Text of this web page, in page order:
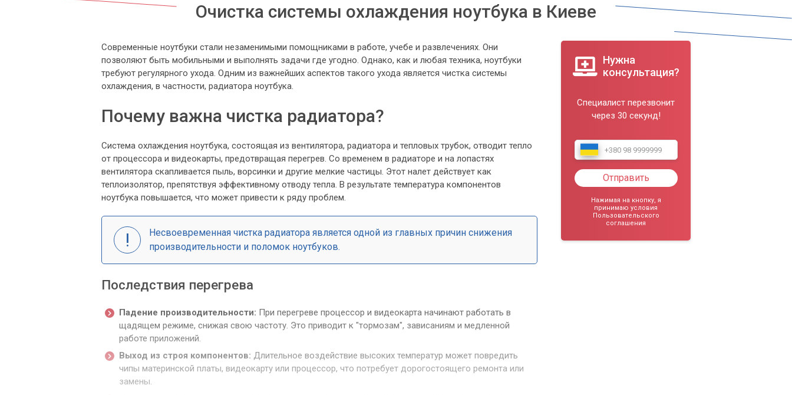
Очистка системы охлаждения ноутбука в Киеве
Современные ноутбуки стали незаменимыми помощниками в работе, учебе и развлечениях. Они
позволяют быть мобильными и выполнять задачи где угодно. Однако, как и любая техника, ноутбуки
требуют регулярного ухода. Одним из важнейших аспектов такого ухода является чистка системы
охлаждения, в частности, радиатора ноутбука.
Почему важна чистка радиатора?
Система охлаждения ноутбука, состоящая из вентилятора, радиатора и тепловых трубок, отводит тепло
от процессора и видеокарты, предотвращая перегрев. Со временем в радиаторе и на лопастях
вентилятора скапливается пыль, ворсинки и другие мелкие частицы. Этот налет действует как
теплоизолятор, препятствуя эффективному отводу тепла. В результате температура компонентов
ноутбука повышается, что может привести к ряду проблем.
Несвоевременная чистка радиатора является одной из главных причин снижения
производительности и поломок ноутбуков.
Последствия перегрева
Падение производительности: При перегреве процессор и видеокарта начинают работать в
щадящем режиме, снижая свою частоту. Это приводит к "тормозам", зависаниям и медленной
работе приложений.
Выход из строя компонентов: Длительное воздействие высоких температур может повредить
чипы материнской платы, видеокарту или процессор, что потребует дорогостоящего ремонта или
замены.
Нужна
консультация?
Специалист перезвонит
через 30 секунд!
Отправить
Нажимая на кнопку, я
принимаю условия
Пользовательского
соглашения